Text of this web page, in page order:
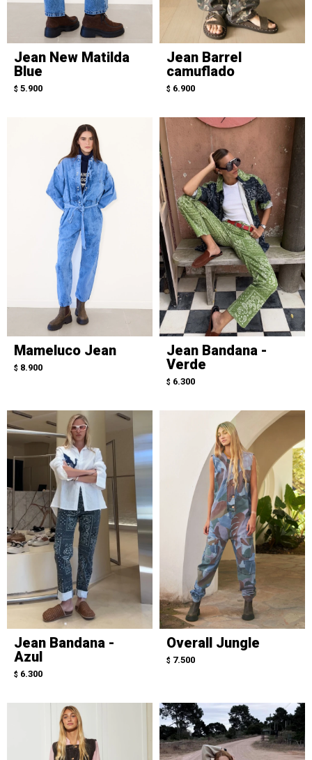
Jean New Matilda
Blue
$ 5.900
Jean Barrel
camuflado
$ 6.900
Mameluco Jean
$ 8.900
Jean Bandana -
Verde
$ 6.300
Jean Bandana -
Azul
$ 6.300
Overall Jungle
$ 7.500